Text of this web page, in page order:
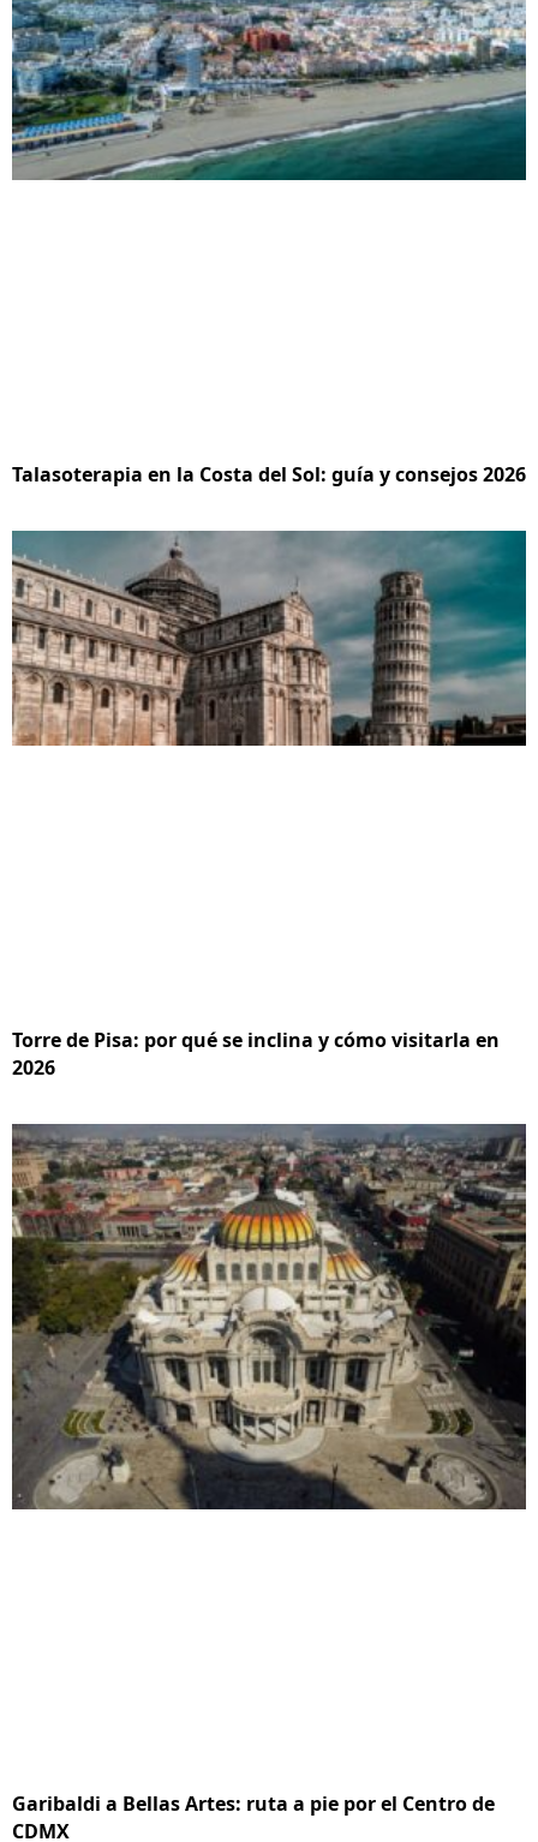
Talasoterapia en la Costa del Sol: guía y consejos 2026
Torre de Pisa: por qué se inclina y cómo visitarla en
2026
Garibaldi a Bellas Artes: ruta a pie por el Centro de
CDMX